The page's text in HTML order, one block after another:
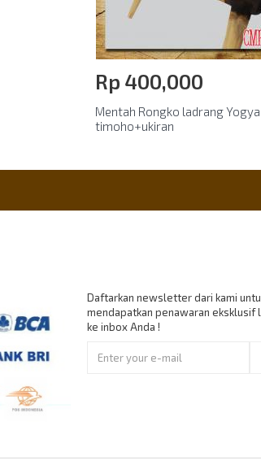
Rp‎ 400,000
Mentah Rongko ladrang Yogya
timoho+ukiran
Daftarkan newsletter dari kami
mendapatkan penawaran eksklusif
ke inbox Anda !